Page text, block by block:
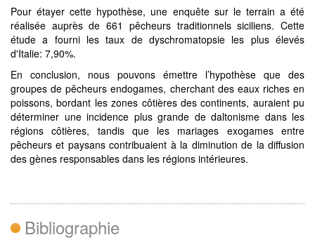
Pour étayer cette hypothèse, une enquête sur le terrain a été
réalisée auprès de 661 pêcheurs traditionnels siciliens. Cette
étude a fourni les taux de dyschromatopsie les plus élevés
d'Italie: 7,90%.
En conclusion, nous pouvons émettre l’hypothèse que des
groupes de pêcheurs endogames, cherchant des eaux riches en
poissons, bordant les zones côtières des continents, auraient pu
déterminer une incidence plus grande de daltonisme dans les
régions côtières, tandis que les mariages exogames entre
pêcheurs et paysans contribuaient à la diminution de la diffusion
des gènes responsables dans les régions intérieures.
Bibliographie